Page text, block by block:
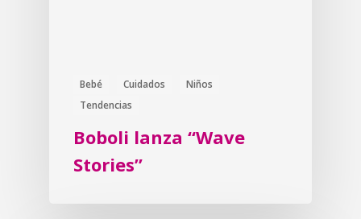
Bebé Cuidados
Niños
Tendencias
Boboli lanza “Wave
Stories”